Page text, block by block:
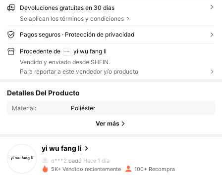
Devoluciones gratuitas en 30 días
Se aplican los términos y condiciones
Pagos seguros · Protección de privacidad
Procedente de
yi wu fang li
Vendido y enviado desde SHEIN.
Para reportar a este vendedor y/o producto
Detalles Del Producto
Material: Poliéster
Ver más
yi wu fang li
4.63 67 Seguidores
67 Seguidores
4.63
67 Seguidores
g***2 pagó Hace 1 día
5K+ Vendido recientemente 100+ Recompra